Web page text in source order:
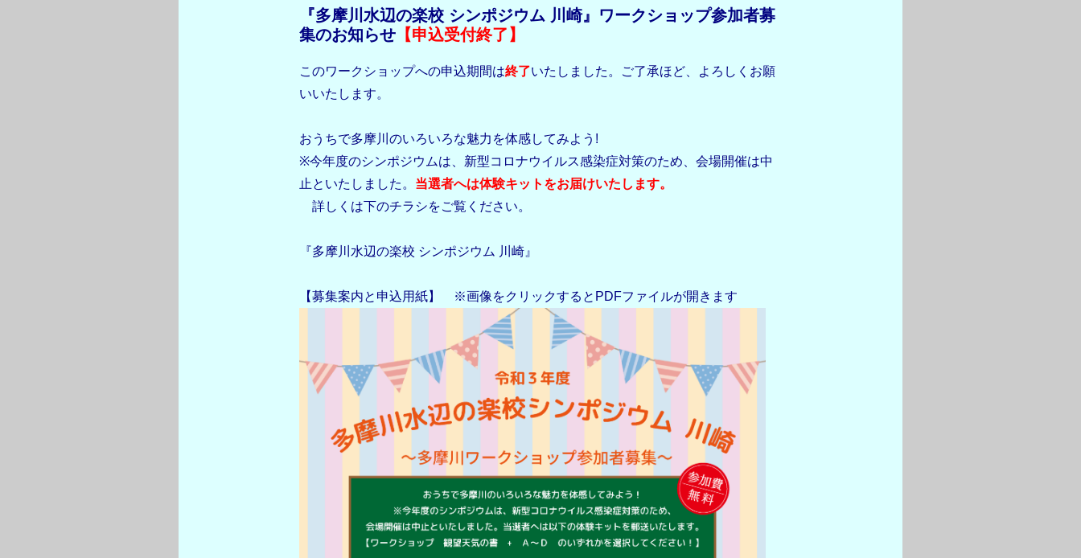
『多摩川水辺の楽校 シンポジウム 川崎』ワークショップ参加者募
集のお知らせ 【申込受付終了】
このワークショップへの申込期間は終了いたしました。ご了承ほど、よろしくお願
いいたします。
おうちで多摩川のいろいろな魅力を体感してみよう!
※今年度のシンポジウムは、新型コロナウイルス感染症対策のため、会場開催は中
止といたしました。 当選者へは体験キットをお届けいたします。
詳しくは下のチラシをご覧ください。
『多摩川水辺の楽校 シンポジウム 川崎』
【募集案内と申込用紙】 ※画像をクリックするとPDFファイルが開きます